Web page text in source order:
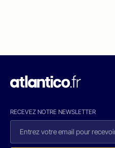
RECEVEZ NOTRE NEWSLETTER